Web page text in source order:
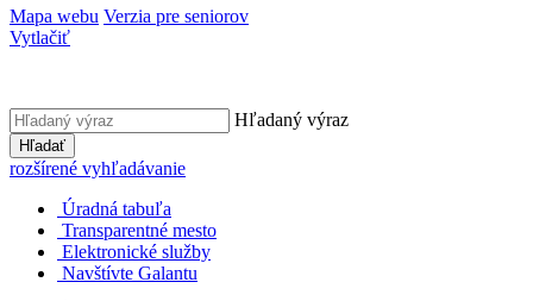
Mapa webu Verzia pre seniorov
Vytlačiť
Hľadaný výraz
Hľadať
rozšírené vyhľadávanie
Úradná tabuľa
Transparentné mesto
Elektronické služby
Navštívte Galantu